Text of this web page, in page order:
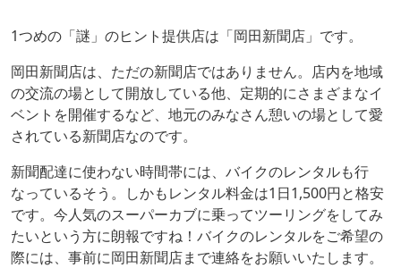
1つめの「謎」のヒント提供店は「岡田新聞店」です。
岡田新聞店は、ただの新聞店ではありません。店内を地域
の交流の場として開放している他、定期的にさまざまなイ
ベントを開催するなど、地元のみなさん憩いの場として愛
されている新聞店なのです。
新聞配達に使わない時間帯には、バイクのレンタルも行
なっているそう。しかもレンタル料金は1日1,500円と格安
です。今人気のスーパーカブに乗ってツーリングをしてみ
たいという方に朗報ですね！バイクのレンタルをご希望の
際には、事前に岡田新聞店まで連絡をお願いいたします。